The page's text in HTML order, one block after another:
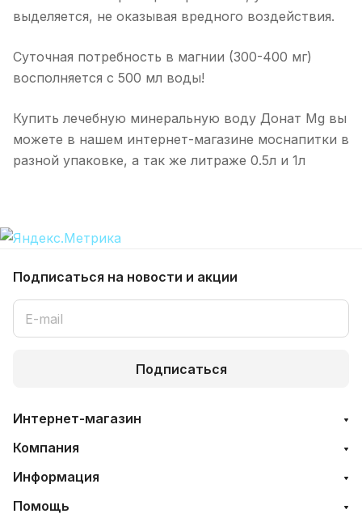
выделяется, не оказывая вредного воздействия.
Суточная потребность в магнии (300-400 мг)
восполняется с 500 мл воды!
Купить лечебную минеральную воду Донат Mg вы
можете в нашем интернет-магазине моснапитки в
разной упаковке, а так же литраже 0.5л и 1л
Подписаться на новости и акции
Подписаться
Интернет-магазин
Компания
Информация
Помощь